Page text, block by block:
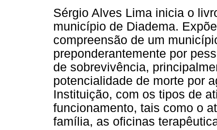
Sérgio Alves Lima inicia o
município de Diadema.
compreensão de um
preponderantemente por
de sobrevivência,
potencialidade de morte por
Instituição, com os tipos de
funcionamento, tais como o
família, as oficinas